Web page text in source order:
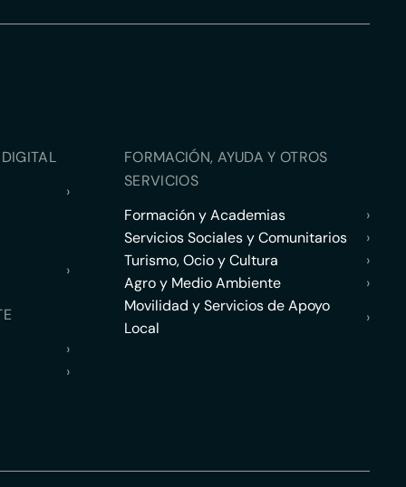
›
›
›
›
FORMACIÓN, AYUDA Y OTROS
SERVICIOS
Formación y Academias
›
Servicios Sociales y Comunitarios
›
Turismo, Ocio y Cultura
›
Agro y Medio Ambiente
›
Movilidad y Servicios de Apoyo
Local
›